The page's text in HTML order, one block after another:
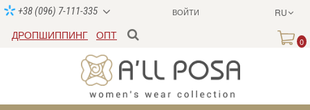
ВОЙТИ RU
+38 (096) 7-111-335
ДРОПШИППИНГ ОПТ
0